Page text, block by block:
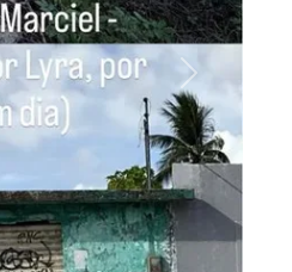
Avançar